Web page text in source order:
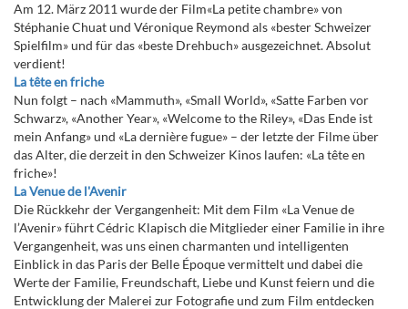
Am 12. März 2011 wurde der Film«La petite chambre» von
Stéphanie Chuat und Véronique Reymond als «bester Schweizer
Spielfilm» und für das «beste Drehbuch» ausgezeichnet. Absolut
verdient!
La tête en friche
Nun folgt – nach «Mammuth», «Small World», «Satte Farben vor
Schwarz», «Another Year», «Welcome to the Riley», «Das Ende ist
mein Anfang» und «La dernière fugue» – der letzte der Filme über
das Alter, die derzeit in den Schweizer Kinos laufen: «La tête en
friche»!
La Venue de l'Avenir
Die Rückkehr der Vergangenheit: Mit dem Film «La Venue de
l’Avenir» führt Cédric Klapisch die Mitglieder einer Familie in ihre
Vergangenheit, was uns einen charmanten und intelligenten
Einblick in das Paris der Belle Époque vermittelt und dabei die
Werte der Familie, Freundschaft, Liebe und Kunst feiern und die
Entwicklung der Malerei zur Fotografie und zum Film entdecken